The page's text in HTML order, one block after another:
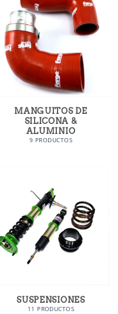
MANGUITOS DE
SILICONA &
ALUMINIO
9 PRODUCTOS
SUSPENSIONES
11 PRODUCTOS